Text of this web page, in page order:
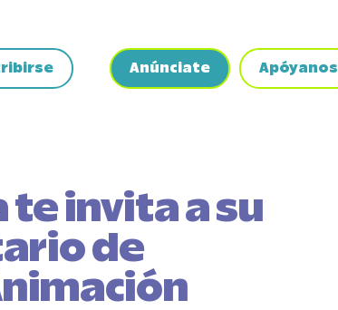
Anúnciate Apóyanos
te invita a su
de